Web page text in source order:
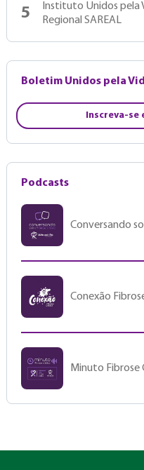
5
Instituto Unidos pela
Regional SAREAL
Boletim Unidos pela
Inscreva-se
Podcasts
Conversando
Conexão
Minuto Fibrose